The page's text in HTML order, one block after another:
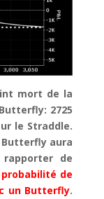
mort de la
2725
le Straddle.
aura
de
de
un Butterfly.